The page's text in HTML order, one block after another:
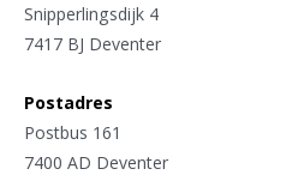
Snipperlingsdijk 4
7417 BJ Deventer
Postadres
Postbus 161
7400 AD Deventer